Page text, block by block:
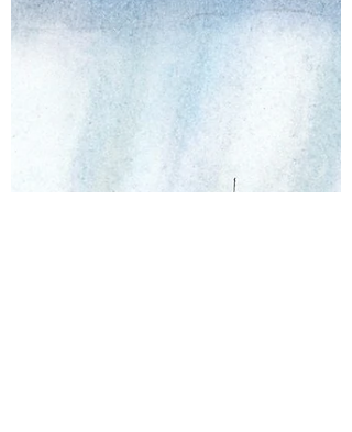
suojaisaan satamaan heti iltapäivän
korvilla, jotta ehditään vetää köydet
kireälle ennen iltaohjelmaa. Sauna ja
illanvietto: Seuralle on varattu sauna illaksi.
Saarella palvelee myös ravintola.
Satamamaksu: Alkaen 30 €/vrk.
Ilmoittautuminen: Ilmoitta